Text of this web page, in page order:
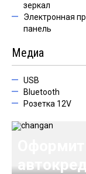
зеркал
Электронная
панель
Медиа
USB
Bluetooth
Розетка 12V